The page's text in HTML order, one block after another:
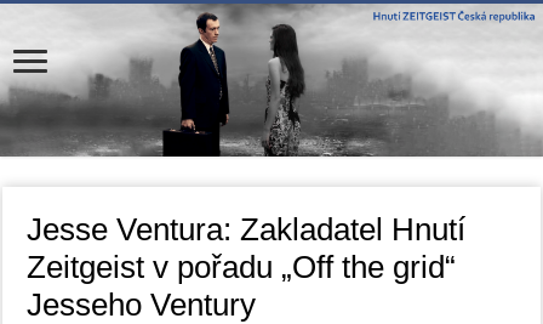
Jesse Ventura: Zakladatel Hnutí
Zeitgeist v pořadu „Off the grid“
Jesseho Ventury